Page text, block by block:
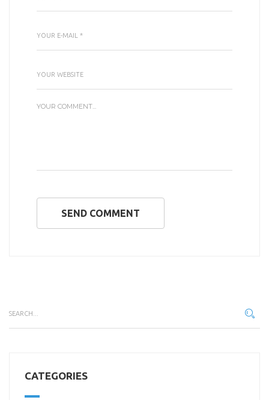
SEND COMMENT
CATEGORIES